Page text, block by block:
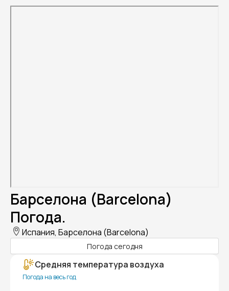
Барселона (Barcelona)
Погода.
Испания, Барселона (Barcelona)
Погода сегодня
Средняя температура воздуха
Погода на весь год